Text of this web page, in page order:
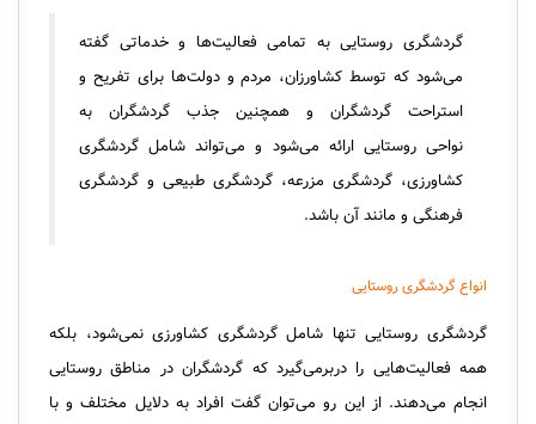
گردشگری روستایی به تمامی فعالیت‌ها و خدماتی گفته
می‌شود که توسط کشاورزان، مردم و دولت‌ها برای تفریح و
استراحت گردشگران و همچنین جذب گردشگران به‌
نواحی روستایی ارائه می‌شود و می‌تواند شامل گردشگری
کشاورزی، گردشگری مزرعه، گردشگری طبیعی و گردشگری
فرهنگی و مانند آن باشد.
انواع گردشگری روستایی
گردشگری روستایی تنها شامل گردشگری کشاورزی نمی‌شود، بلکه
همه‌ فعالیت‌هایی را دربرمی‌گیرد که گردشگران در مناطق روستایی
انجام می‌دهند. از این رو می‌توان گفت افراد به دلایل مختلف و با